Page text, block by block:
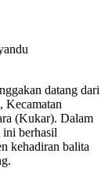
datang dari
Kecamatan
(Kukar). Dalam
berhasil
kehadiran balita